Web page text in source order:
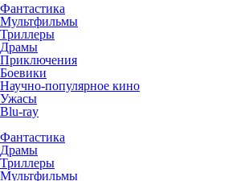
Фантастика
Мультфильмы
Триллеры
Драмы
Приключения
Боевики
Научно-популярное кино
Ужасы
Blu-ray
Фантастика
Драмы
Триллеры
Мультфильмы